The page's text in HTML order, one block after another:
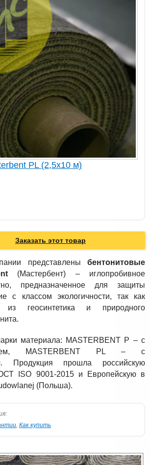
PL (2,5х10 м)
Заказать этот товар
представлены бентонитовые
(Мастербент) – иглопробивное
предназначенное для защиты
с классом экологичности, так как
из геосинтетика и природного
материала: MASTERBENT P – с
MASTERBENT PL – с
Продукция прошла российскую
ISO 9001-2015 и Европейскую в
(Польша).
, Как купить